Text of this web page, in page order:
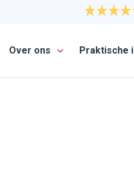
Over ons Praktische
Over ons Praktische